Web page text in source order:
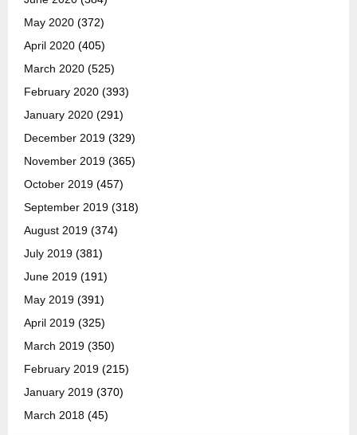
May 2020 (372)
April 2020 (405)
March 2020 (525)
February 2020 (393)
January 2020 (291)
December 2019 (329)
November 2019 (365)
October 2019 (457)
September 2019 (318)
August 2019 (374)
July 2019 (381)
June 2019 (191)
May 2019 (391)
April 2019 (325)
March 2019 (350)
February 2019 (215)
January 2019 (370)
March 2018 (45)